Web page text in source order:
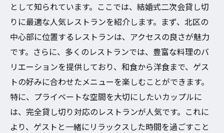
として知られています。ここでは、結婚式二次会貸し切
りに最適な人気レストランを紹介します。まず、北区の
中心部に位置するレストランは、アクセスの良さが魅力
です。さらに、多くのレストランでは、豊富な料理のバ
リエーションを提供しており、和食から洋食まで、ゲス
トの好みに合わせたメニューを楽しむことができます。
特に、プライベートな空間を大切にしたいカップルに
は、完全貸し切り対応のレストランが人気です。これに
より、ゲストと一緒にリラックスした時間を過ごすこと